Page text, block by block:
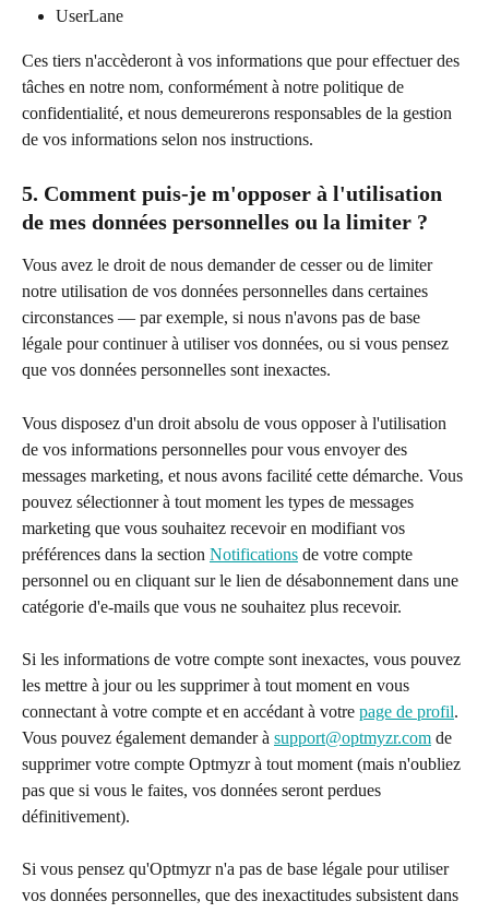
UserLane
Ces tiers n'accèderont à vos informations que pour effectuer des
tâches en notre nom, conformément à notre politique de
confidentialité, et nous demeurerons responsables de la gestion
de vos informations selon nos instructions.
5. Comment puis-je m'opposer à l'utilisation
de mes données personnelles ou la limiter ?
Vous avez le droit de nous demander de cesser ou de limiter
notre utilisation de vos données personnelles dans certaines
circonstances — par exemple, si nous n'avons pas de base
légale pour continuer à utiliser vos données, ou si vous pensez
que vos données personnelles sont inexactes.
Vous disposez d'un droit absolu de vous opposer à l'utilisation
de vos informations personnelles pour vous envoyer des
messages marketing, et nous avons facilité cette démarche. Vous
pouvez sélectionner à tout moment les types de messages
marketing que vous souhaitez recevoir en modifiant vos
préférences dans la section Notifications de votre compte
personnel ou en cliquant sur le lien de désabonnement dans une
catégorie d'e-mails que vous ne souhaitez plus recevoir.
Si les informations de votre compte sont inexactes, vous pouvez
les mettre à jour ou les supprimer à tout moment en vous
connectant à votre compte et en accédant à votre page de profil.
Vous pouvez également demander à support@optmyzr.com de
supprimer votre compte Optmyzr à tout moment (mais n'oubliez
pas que si vous le faites, vos données seront perdues
définitivement).
Si vous pensez qu'Optmyzr n'a pas de base légale pour utiliser
vos données personnelles, que des inexactitudes subsistent dans